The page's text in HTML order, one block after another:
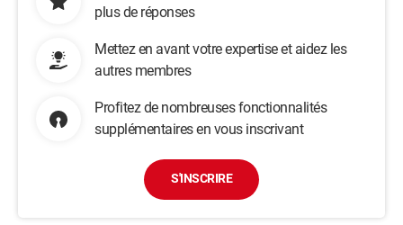
plus de réponses
Mettez en avant votre expertise et aidez les
autres membres
Profitez de nombreuses fonctionnalités
supplémentaires en vous inscrivant
S'INSCRIRE